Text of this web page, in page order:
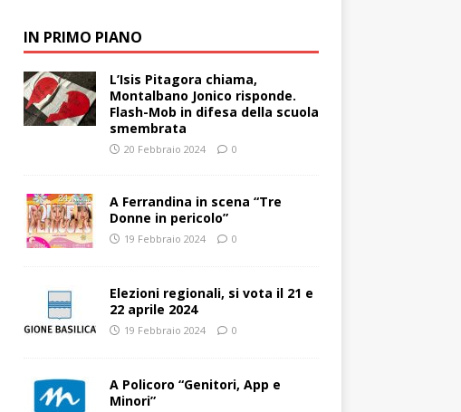
IN PRIMO PIANO
L’Isis Pitagora chiama,
Montalbano Jonico risponde.
Flash-Mob in difesa della scuola
smembrata
20 Febbraio 2024 0
A Ferrandina in scena “Tre
Donne in pericolo”
19 Febbraio 2024 0
Elezioni regionali, si vota il 21 e
22 aprile 2024
19 Febbraio 2024 0
A Policoro “Genitori, App e
Minori”